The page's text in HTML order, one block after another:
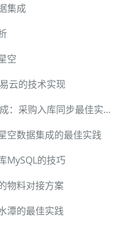
集成
空
云的技术实现
汤臣倍健与金蝶云星辰V2数据集成：采购入库同步最佳实践
空数据集成的最佳实践
MySQL的技巧
物料对接方案
潭的最佳实践